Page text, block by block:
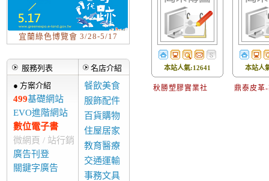
宜蘭綠色博覽會 3/28-5/17
服務列表
名店介紹
● 方案介紹
499基礎網站
EVO進階網站
數位電子書
微網頁 / 站行銷
廣告刊登
關鍵字廣告
餐飲美食
服飾配件
百貨購物
住屋居家
教育醫療
交通運輸
事務文具
本站人氣:12641
秋勝塑膠實業社
本站人
鼎泰皮革